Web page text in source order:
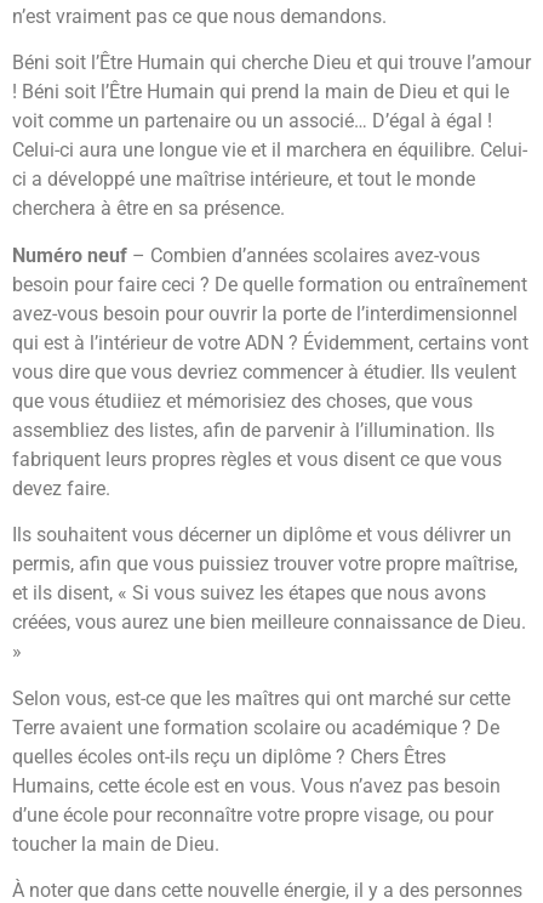
n’est vraiment pas ce que nous demandons.
Béni soit l’Être Humain qui cherche Dieu et qui trouve l’amour
! Béni soit l’Être Humain qui prend la main de Dieu et qui le
voit comme un partenaire ou un associé… D’égal à égal !
Celui-ci aura une longue vie et il marchera en équilibre. Celui-
ci a développé une maîtrise intérieure, et tout le monde
cherchera à être en sa présence.
Numéro neuf – Combien d’années scolaires avez-vous
besoin pour faire ceci ? De quelle formation ou entraînement
avez-vous besoin pour ouvrir la porte de l’interdimensionnel
qui est à l’intérieur de votre ADN ? Évidemment, certains vont
vous dire que vous devriez commencer à étudier. Ils veulent
que vous étudiiez et mémorisiez des choses, que vous
assembliez des listes, afin de parvenir à l’illumination. Ils
fabriquent leurs propres règles et vous disent ce que vous
devez faire.
Ils souhaitent vous décerner un diplôme et vous délivrer un
permis, afin que vous puissiez trouver votre propre maîtrise,
et ils disent, « Si vous suivez les étapes que nous avons
créées, vous aurez une bien meilleure connaissance de Dieu.
»
Selon vous, est-ce que les maîtres qui ont marché sur cette
Terre avaient une formation scolaire ou académique ? De
quelles écoles ont-ils reçu un diplôme ? Chers Êtres
Humains, cette école est en vous. Vous n’avez pas besoin
d’une école pour reconnaître votre propre visage, ou pour
toucher la main de Dieu.
À noter que dans cette nouvelle énergie, il y a des personnes